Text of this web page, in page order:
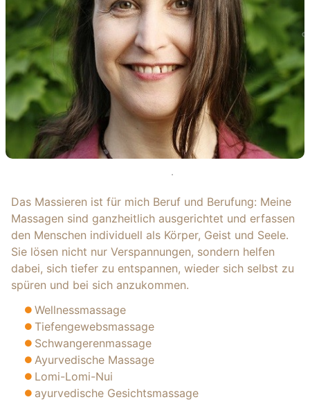
Das Massieren ist für mich Beruf und Berufung: Meine
Massagen sind ganzheitlich ausgerichtet und erfassen
den Menschen individuell als Körper, Geist und Seele.
Sie lösen nicht nur Verspannungen, sondern helfen
dabei, sich tiefer zu entspannen, wieder sich selbst zu
spüren und bei sich anzukommen.
Wellnessmassage
Tiefengewebsmassage
Schwangerenmassage
Ayurvedische Massage
Lomi-Lomi-Nui
ayurvedische Gesichtsmassage